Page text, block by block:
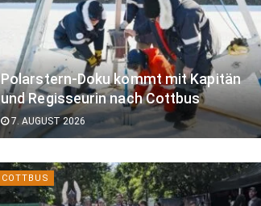
Polarstern-Doku kommt mit Kapitän
und Regisseurin nach Cottbus
7. AUGUST 2026
COTTBUS